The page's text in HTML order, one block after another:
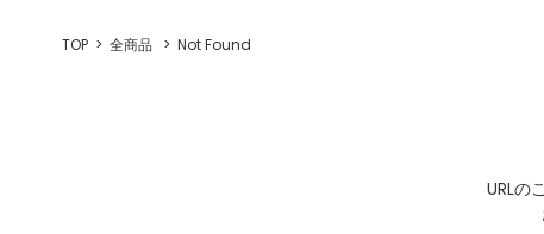
TOP 全商品 Not Found
URLの